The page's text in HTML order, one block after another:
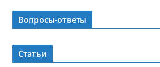
Вопросы-ответы
Статьи